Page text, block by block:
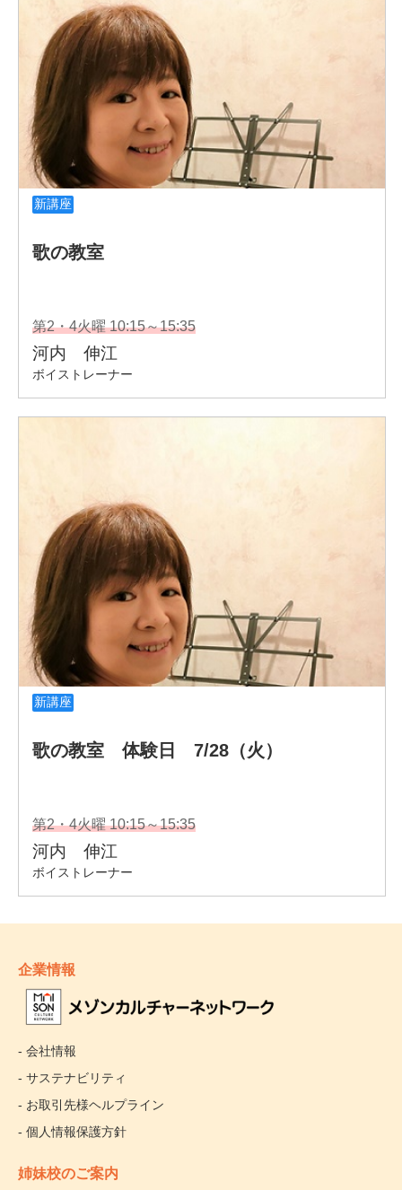
企業情報
- 会社情報
- サステナビリティ
- お取引先様ヘルプライン
- 個人情報保護方針
姉妹校のご案内